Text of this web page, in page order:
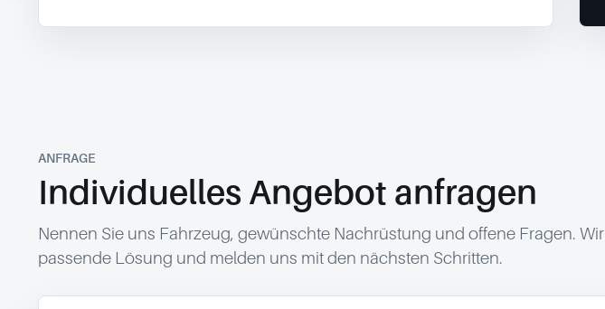
ANFRAGE
Individuelles Angebot anfragen
Nennen Sie uns Fahrzeug, gewünschte Nachrüstung und offene Fragen.
passende Lösung und melden uns mit den nächsten Schritten.